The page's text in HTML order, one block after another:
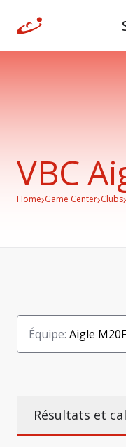
VBC
Home›Game Center›Clubs›
Équipe: Aigle
Résultats et